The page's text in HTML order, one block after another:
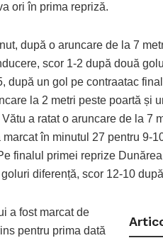
ori în prima repriză.
după o aruncare de la 7
scor 1-2 după două
după un gol pe contraatac
la 2 metri peste poartă și
a ratat o aruncare de la 7
în minutul 27 pentru 9-
finalul primei reprize
diferență, scor 12-10
a fost marcat de
pentru prima dată